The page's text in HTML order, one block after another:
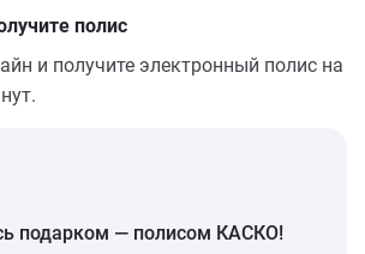
полис
и получите электронный полис на
подарком — полисом КАСКО!